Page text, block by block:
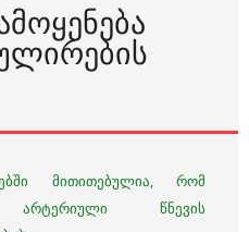
მითითებულია, რომ
წნევის